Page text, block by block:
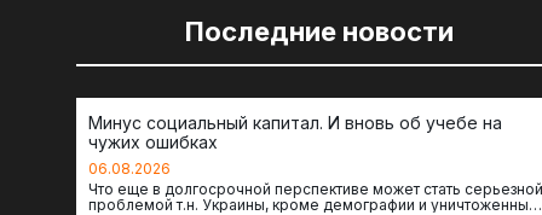
Последние новости
Минус социальный капитал. И вновь об учебе на
чужих ошибках
06.08.2026
Что еще в долгосрочной перспективе может стать серьезной
проблемой т.н. Украины, кроме демографии и уничтоженных